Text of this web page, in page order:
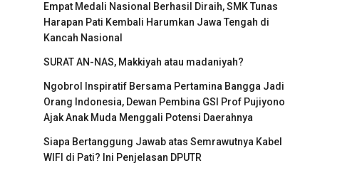
Empat Medali Nasional Berhasil Diraih, SMK Tunas
Harapan Pati Kembali Harumkan Jawa Tengah di
Kancah Nasional
SURAT AN-NAS, Makkiyah atau madaniyah?
Ngobrol Inspiratif Bersama Pertamina Bangga Jadi
Orang Indonesia, Dewan Pembina GSI Prof Pujiyono
Ajak Anak Muda Menggali Potensi Daerahnya
Siapa Bertanggung Jawab atas Semrawutnya Kabel
WIFI di Pati? Ini Penjelasan DPUTR